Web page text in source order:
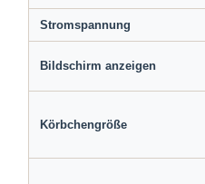
Stromspannung
Bildschirm anzeigen
Körbchengröße